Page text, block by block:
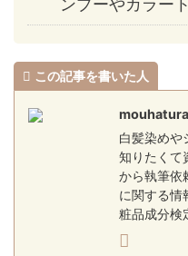
ンプーやカラー
この記事を書いた人
白髪染めや
知りたくて
から執筆依
に関する情
粧品成分検